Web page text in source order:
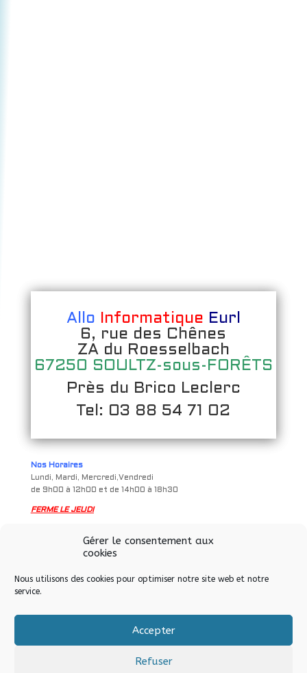
Gérer le consentement aux
cookies
Nous utilisons des cookies pour optimiser notre site web et notre
service.
Accepter
Refuser
Allo Informatique Eurl
6, rue des Chênes
ZA du Roesselbach
67250 SOULTZ-sous-FORÊTS
Près du Brico Leclerc
Tel: 03 88 54 71 02
Nos Horaires
Lundi, Mardi, Mercredi,Vendredi
de 9h00 à 12h00 et de 14h00 à 18h30
FERME LE JEUDI
de 9h à 12h00 et de 14h00 à 17h00
Forêts – 2024